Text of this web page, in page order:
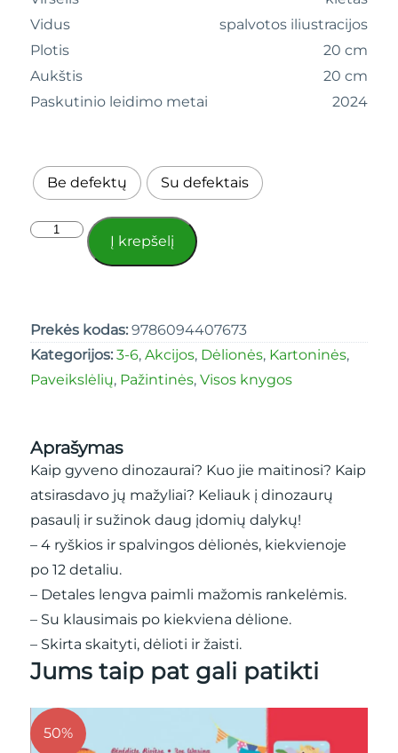
Vidus
spalvotos iliustracijos
Plotis
20 cm
Aukštis
20 cm
Paskutinio leidimo metai
2024
Be defektų Su defektais
Į krepšelį
Prekės kodas: 9786094407673
Kategorijos: 3-6, Akcijos, Dėlionės, Kartoninės,
Paveikslėlių, Pažintinės, Visos knygos
Aprašymas
Kaip gyveno dinozaurai? Kuo jie maitinosi? Kaip
atsirasdavo jų mažyliai? Keliauk į dinozaurų
pasaulį ir sužinok daug įdomių dalykų!
– 4 ryškios ir spalvingos dėlionės, kiekvienoje
po 12 detaliu.
– Detales lengva paimli mažomis rankelėmis.
– Su klausimais po kiekviena dėlione.
– Skirta skaityti, dėlioti ir žaisti.
Jums taip pat gali patikti
50%